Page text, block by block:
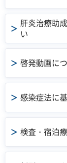
肝炎治療助
い
啓発動画に
感染症法に
検査・宿泊